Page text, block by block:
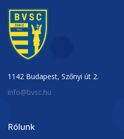
1142 Budapest, Szőnyi út 2.
info@bvsc.hu
Rólunk